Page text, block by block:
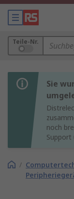
Teile-Nr.
Sie
noch
Support
/